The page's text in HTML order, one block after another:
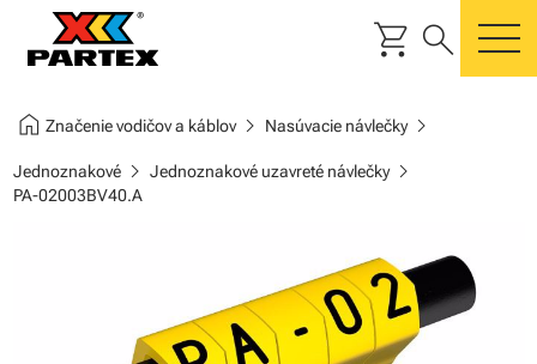
shopping_cart search
home Značenie vodičov a káblovchevron_right Nasúvacie návlečkychevron_right
Jednoznakovéchevron_right Jednoznakové uzavreté návlečkychevron_right
PA-02003BV40.A